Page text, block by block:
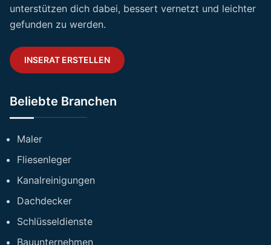
unterstützen dich dabei, bessert vernetzt und leichter
gefunden zu werden.
INSERAT ERSTELLEN
Beliebte Branchen
Maler
Fliesenleger
Kanalreinigungen
Dachdecker
Schlüsseldienste
Bauunternehmen